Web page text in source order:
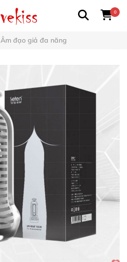
0
Âm đạo giả đa năng